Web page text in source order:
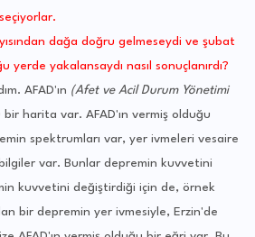
dağa doğru gelmeseydi ve şubat
yakalansaydı nasıl sonuçlanırdı?
AFAD'ın (Afet ve Acil Durum Yönetimi
harita var. AFAD'ın vermiş olduğu
spektrumları var, yer ivmeleri vesaire
var. Bunlar depremin kuvvetini
kuvvetini değiştirdiği için de, örnek
bir depremin yer ivmesiyle, Erzin'de